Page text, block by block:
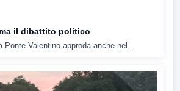
il dibattito politico
Valentino approda anche nel...